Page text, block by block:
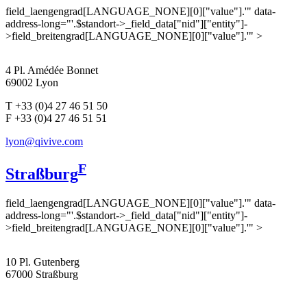
field_laengengrad[LANGUAGE_NONE][0]["value"].'" data-
address-long="'.$standort->_field_data["nid"]["entity"]-
>field_breitengrad[LANGUAGE_NONE][0]["value"].'" >
4 Pl. Amédée Bonnet
69002 Lyon
T +33 (0)4 27 46 51 50
F +33 (0)4 27 46 51 51
lyon@qivive.com
StraßburgF
field_laengengrad[LANGUAGE_NONE][0]["value"].'" data-
address-long="'.$standort->_field_data["nid"]["entity"]-
>field_breitengrad[LANGUAGE_NONE][0]["value"].'" >
10 Pl. Gutenberg
67000 Straßburg